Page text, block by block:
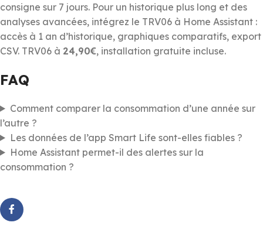
consigne sur 7 jours. Pour un historique plus long et des
analyses avancées, intégrez le TRV06 à Home Assistant :
accès à 1 an d’historique, graphiques comparatifs, export
CSV. TRV06 à 24,90€, installation gratuite incluse.
FAQ
Comment comparer la consommation d’une année sur
l’autre ?
Les données de l’app Smart Life sont-elles fiables ?
Home Assistant permet-il des alertes sur la
consommation ?